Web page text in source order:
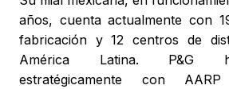
años, cuenta actualmente con
fabricación y 12 centros de
América Latina. P&G
estratégicamente con